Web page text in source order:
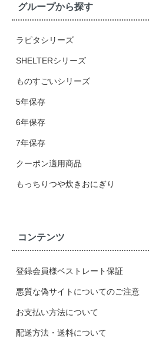
グループから探す
ラピタシリーズ
SHELTERシリーズ
ものすごいシリーズ
5年保存
6年保存
7年保存
クーポン適用商品
もっちりつや炊きおにぎり
コンテンツ
登録会員様ベストレート保証
悪質な偽サイトについてのご注意
お支払い方法について
配送方法・送料について